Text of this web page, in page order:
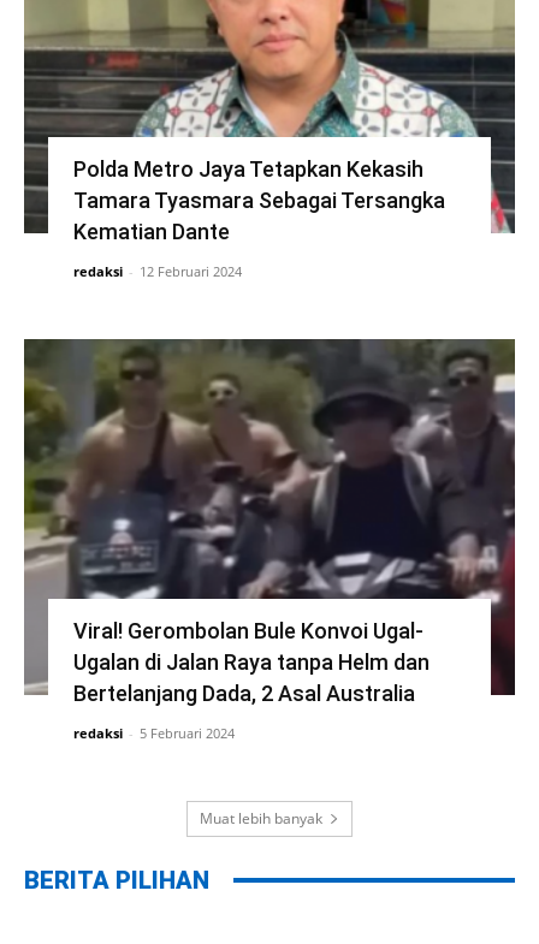
Polda Metro Jaya Tetapkan Kekasih
Tamara Tyasmara Sebagai Tersangka
Kematian Dante
redaksi - 12 Februari 2024
Viral! Gerombolan Bule Konvoi Ugal-
Ugalan di Jalan Raya tanpa Helm dan
Bertelanjang Dada, 2 Asal Australia
redaksi - 5 Februari 2024
Muat lebih banyak
BERITA PILIHAN